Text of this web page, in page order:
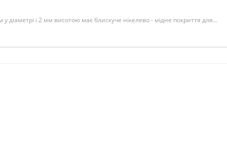
діаметрі і 2 мм висотою має блискуче нікелево - мідне покриття для...